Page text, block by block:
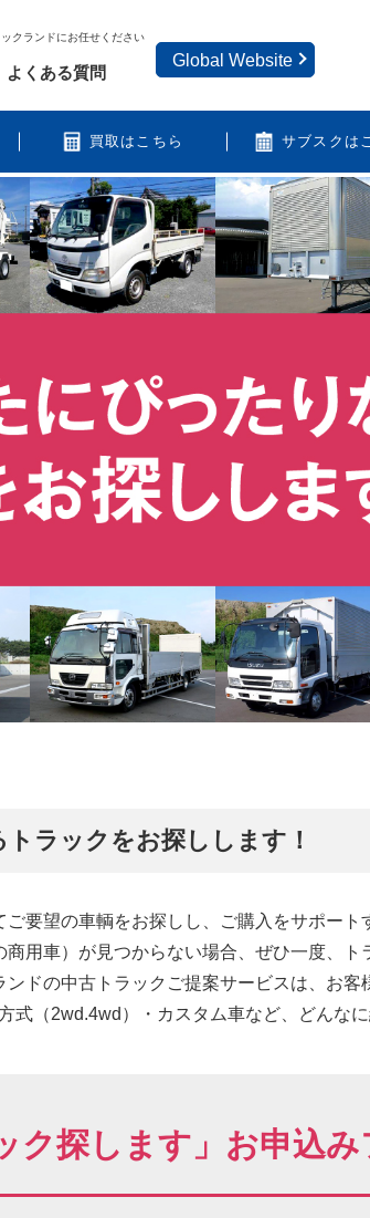
クランドにお任せください
買取はこちら サブスクは
よくある質問
Global Website
トラックをお探しします！
要望の車輌をお探しし、ご購入をサポー
用車）が見つからない場合、ぜひ一度、
ドの中古トラックご提案サービスは、お
式（2wd.4wd）・カスタム車など、どんな
ク探します」お申込